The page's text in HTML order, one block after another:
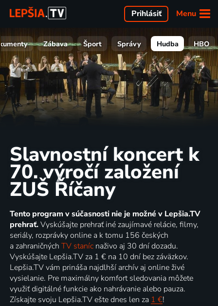
Menu
Prihlásiť
Zábava Šport Správy Hudba HBO
Slavnostní koncert k
70. výročí založení
ZUŠ Říčany
Tento program v súčasnosti nie je možné v Lepšia.TV
prehrať.Vyskúšajte prehrať iné zaujímavé relácie, filmy,
seriály, rozprávky online a k tomu 156 českých
a zahraničných TV staníc naživo aj 30 dní dozadu.
Vyskúšajte Lepšia.TV za 1 € na 10 dní bez záväzkov.
Lepšia.TV vám prináša najdlhší archív aj online živé
vysielanie. Pre maximálny komfort sledovania môžete
využiť digitálné funkcie ako nahrávanie alebo pauza.
Získajte svoju Lepšia.TV ešte dnes len za 1 €!